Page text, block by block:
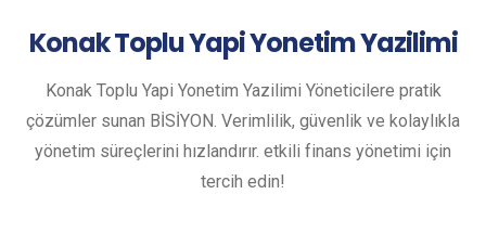
KonakToplu Yapi Yonetim Yazilimi
Konak Toplu Yapi Yonetim Yazilimi Yöneticilere pratik
çözümler sunan BİSİYON. Verimlilik, güvenlik ve kolaylıkla
yönetim süreçlerini hızlandırır. etkili finans yönetimi için
tercih edin!